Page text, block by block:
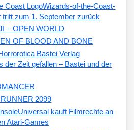
Wizards-of-the-Coast-
tritt zum 1. September zurück
– OPEN WORLD
OF BLOOD AND BONE
der Zeit gefallen – Bastei und der
2099
Universal kauft Filmrechte an
Atari-Games